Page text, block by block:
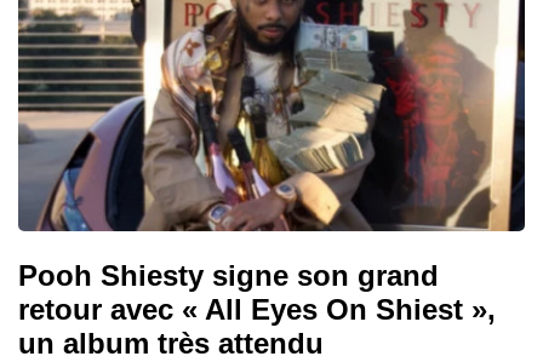
Pooh Shiesty signe son grand
retour avec « All Eyes On Shiest »,
un album très attendu